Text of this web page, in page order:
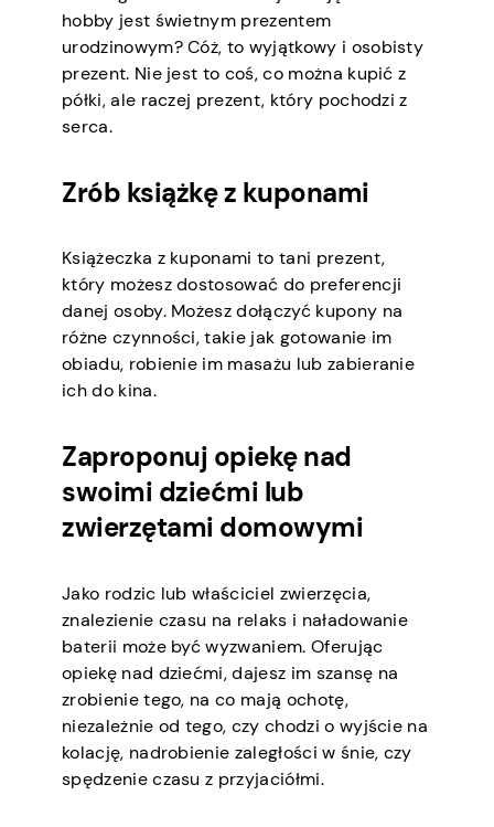
hobby jest świetnym prezentem
urodzinowym? Cóż, to wyjątkowy i osobisty
prezent. Nie jest to coś, co można kupić z
półki, ale raczej prezent, który pochodzi z
serca.
Zrób książkę z kuponami
Książeczka z kuponami to tani prezent,
który możesz dostosować do preferencji
danej osoby. Możesz dołączyć kupony na
różne czynności, takie jak gotowanie im
obiadu, robienie im masażu lub zabieranie
ich do kina.
Zaproponuj opiekę nad
swoimi dziećmi lub
zwierzętami domowymi
Jako rodzic lub właściciel zwierzęcia,
znalezienie czasu na relaks i naładowanie
baterii może być wyzwaniem. Oferując
opiekę nad dziećmi, dajesz im szansę na
zrobienie tego, na co mają ochotę,
niezależnie od tego, czy chodzi o wyjście na
kolację, nadrobienie zaległości w śnie, czy
spędzenie czasu z przyjaciółmi.